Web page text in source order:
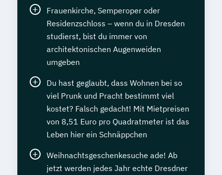
Frauenkirche, Semperoper oder
Residenzschloss – wenn du in Dresden
studierst, bist du immer von
architektonischen Augenweiden
umgeben
Du hast geglaubt, dass Wohnen bei so
viel Prunk und Pracht bestimmt viel
kostet? Falsch gedacht! Mit Mietpreisen
von 8,51 Euro pro Quadratmeter ist das
Leben hier ein Schnäppchen
Weihnachtsgeschenkesuche ade! Ab
jetzt werden jedes Jahr echte Dresdner